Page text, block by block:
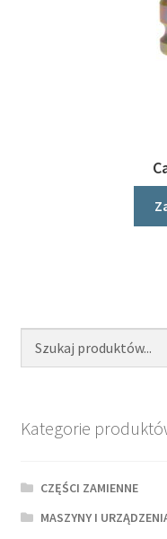
Kategorie
CZĘŚCI ZAMIENNE
MASZYNY I